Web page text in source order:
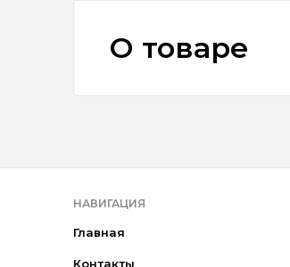
О товаре
НАВИГАЦИЯ
Главная
Контакты